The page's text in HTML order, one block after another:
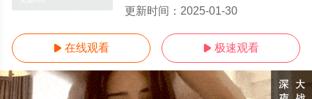
更新时间： 2025-01-30
 在线观看  极速观看